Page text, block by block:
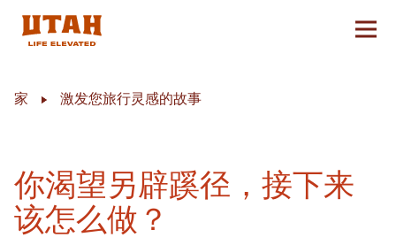
切换
家 激发您旅行灵感的故事
你渴望另辟蹊径，接下来
该怎么做？